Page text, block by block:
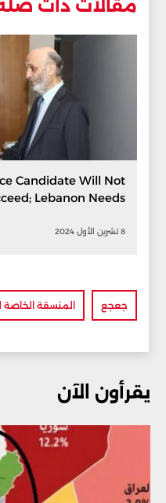
مقالات ذات
Candidate Will Not
Lebanon Needs...
8 تشرين الأول 2024
جعجع المنسقة الخاصة
يقرأون الآن